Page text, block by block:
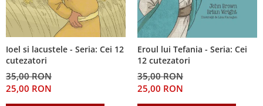
Ioel si lacustele - Seria: Cei 12
cutezatori
35,00 RON
25,00 RON
Eroul lui Tefania - Seria: Cei
12 cutezatori
35,00 RON
25,00 RON